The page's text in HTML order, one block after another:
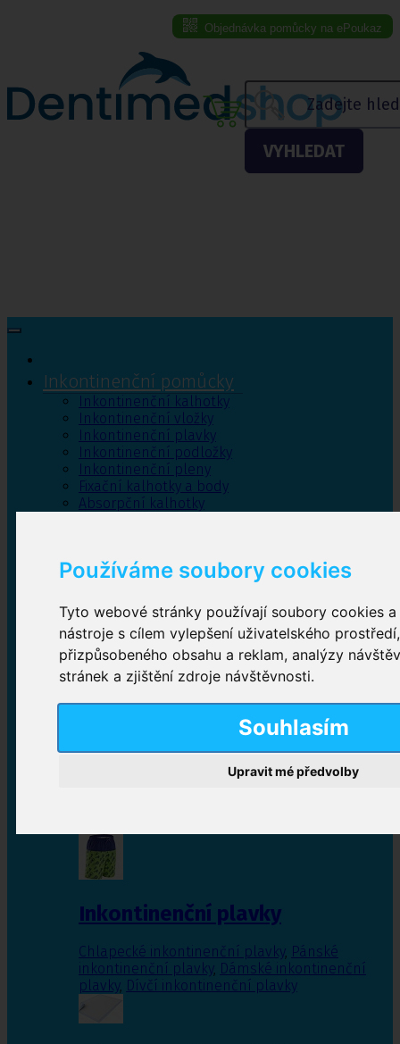
Používáme soubory cookies
Tyto webové stránky používají soubory cookies
nástroje s cílem vylepšení uživatelského
přizpůsobeného obsahu a reklam, analýzy
stránek a zjištění zdroje návštěvnosti.
Souhlasím
Upravit mé předvolby
Objednávka pomůcky na ePoukaz
VYHLEDAT
Inkontinenční pomůcky
Inkontinenční kalhotky
Inkontinenční vložky
Inkontinenční plavky
Inkontinenční podložky
Inkontinenční pleny
Fixační kalhotky a body
Absorpční kalhotky
Inkontinenční kalhotky
Plenkové kalhotky navlékací,Plenkové kalhotky
zalepovací,Inkontinenční kalhotky dámské
Inkontinenční vložky
Inkontinenční plavky
Chlapecké inkontinenční plavky, Pánské
inkontinenční plavky, Dámské inkontinenční
plavky, Dívčí inkontinenční plavky